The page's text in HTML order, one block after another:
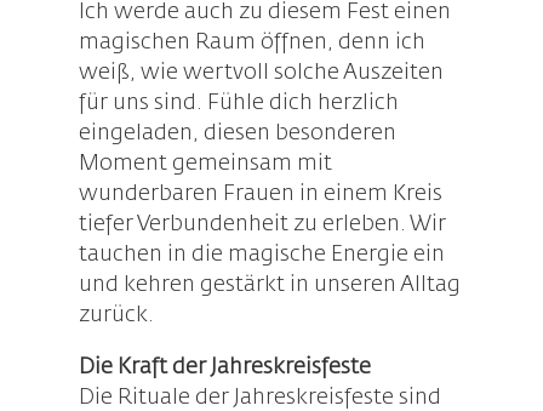
Ich werde auch zu diesem Fest einen
magischen Raum öffnen, denn ich
weiß, wie wertvoll solche Auszeiten
für uns sind. Fühle dich herzlich
eingeladen, diesen besonderen
Moment gemeinsam mit
wunderbaren Frauen in einem Kreis
tiefer Verbundenheit zu erleben. Wir
tauchen in die magische Energie ein
und kehren gestärkt in unseren Alltag
zurück.
Die Kraft der Jahreskreisfeste
Die Rituale der Jahreskreisfeste sind